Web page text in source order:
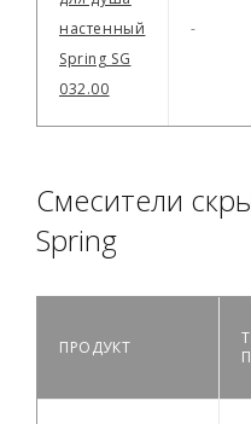
настенный
Spring SG
032.00
-
Смесители
Spring
ПРОДУКТ